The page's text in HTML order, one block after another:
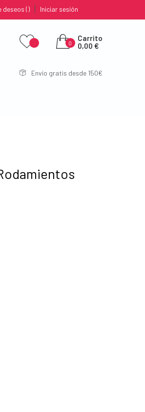
Iniciar sesión
deseos
0
Carrito
0,00 €
Envío gratis desde 150€